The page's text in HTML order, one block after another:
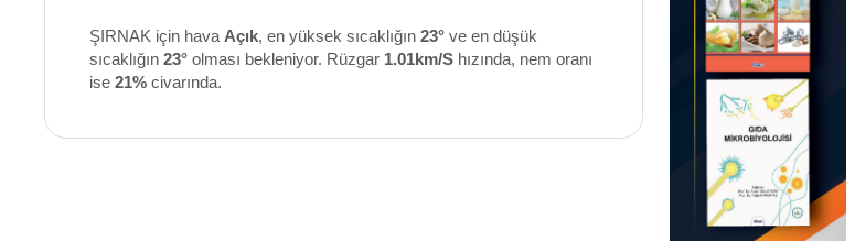
ŞIRNAK için hava Açık, en yüksek sıcaklığın 23°ve en düşük
sıcaklığın 23°olması bekleniyor. Rüzgar 1.01km/Shızında, nem oranı
ise 21%civarında.